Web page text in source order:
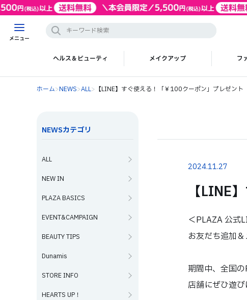
メニュー
ヘルス＆ビューティ メイクアップ フ
ホーム>NEWS>ALL> 【LINE】すぐ使える！「￥100クーポン」プレゼント
NEWSカテゴリ
ALL
NEW IN
PLAZA BASICS
EVENT&CAMPAIGN
BEAUTY TIPS
Dunamis
STORE INFO
HEARTS UP！
2024.11.27
【LINE
＜PLAZA 公式
お友だち追加
期間中、全国
店舗にぜひ遊び